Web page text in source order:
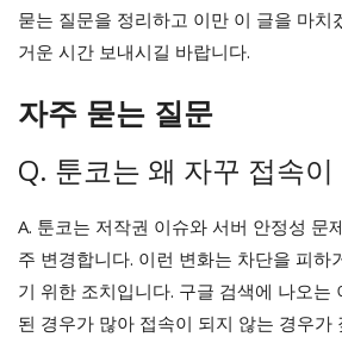
묻는 질문을 정리하고 이만 이 글을 마치
거운 시간 보내시길 바랍니다.
자주 묻는 질문
Q. 툰코는 왜 자꾸 접속이
A. 툰코는 저작권 이슈와 서버 안정성 문
주 변경합니다. 이런 변화는 차단을 피하
기 위한 조치입니다. 구글 검색에 나오는
된 경우가 많아 접속이 되지 않는 경우가